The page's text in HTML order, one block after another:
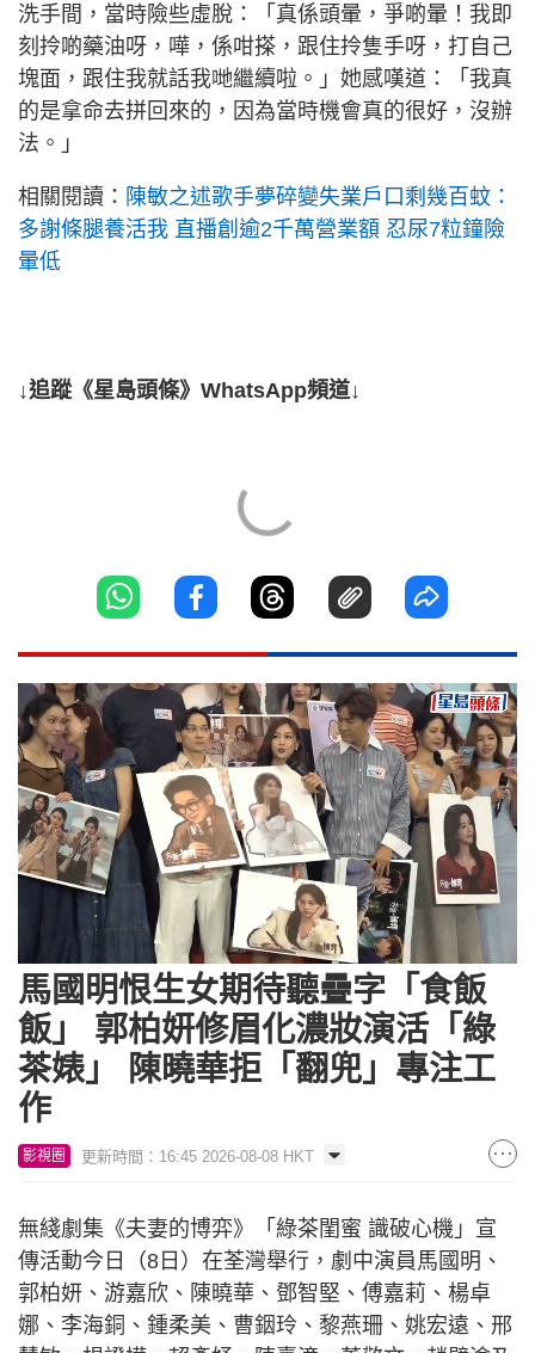
洗手間，當時險些虛脫：「真係頭暈，爭啲暈！我即
刻拎啲藥油呀，嘩，係咁搽，跟住拎隻手呀，打自己
塊面，跟住我就話我哋繼續啦。」她感嘆道：「我真
的是拿命去拼回來的，因為當時機會真的很好，沒辦
法。」
相關閱讀： 陳敏之述歌手夢碎變失業戶口剩幾百蚊：
多謝條腿養活我 直播創逾2千萬營業額 忍尿7粒鐘險
暈低
↓追蹤《星島頭條》WhatsApp頻道↓
Loaded
7.40%
馬國明恨生女期待聽疊字「食飯
飯」 郭柏妍修眉化濃妝演活「綠
茶婊」 陳曉華拒「翻兜」專注工
作
影視圈 更新時間：16:45 2026-08-08 HKT
無綫劇集《夫妻的博弈》「綠茶閨蜜 識破心機」宣
傳活動今日（8日）在荃灣舉行，劇中演員馬國明、
郭柏妍、游嘉欣、陳曉華、鄧智堅、傅嘉莉、楊卓
娜、李海銅、鍾柔美、曹銦玲、黎燕珊、姚宏遠、邢